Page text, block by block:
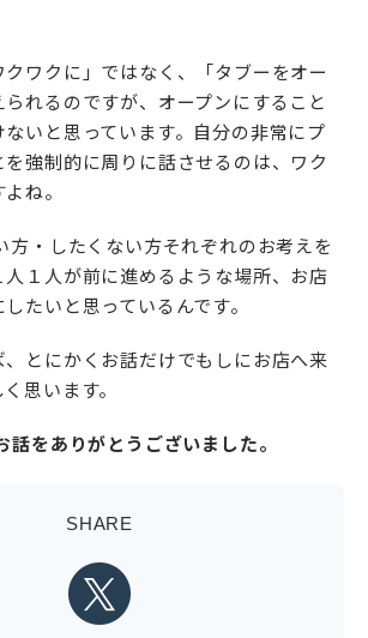
クワクに」ではなく、「タブーをオー
れるのですが、オープンにすること
いと思っています。自分の非常にプ
を強制的に周りに話させるのは、ワク
ね。
方・したくない方それぞれのお考えを
１人が前に進めるような場所、お店
たいと思っているんです。
、とにかくお話だけでもしにお店へ来
思います。
をありがとうございました。
SHARE